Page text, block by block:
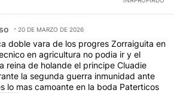
Brinso.
20 DE MARZO DE 2026
doble vara de los progres Zorraiguita en
en agricultura no podia ir y el
reina de holande el principe Cluadie
la segunda guerra inmunidad ante
lo mas camoante en la boda Paterticos